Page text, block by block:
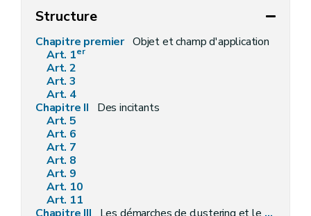
Structure
Chapitre premier Objet et champ d'application
Art. 1er
Art. 2
Art. 3
Art. 4
Chapitre II
Des incitants
Art. 5
Art. 6
Art. 7
Art. 8
Art. 9
Art. 10
Art. 11